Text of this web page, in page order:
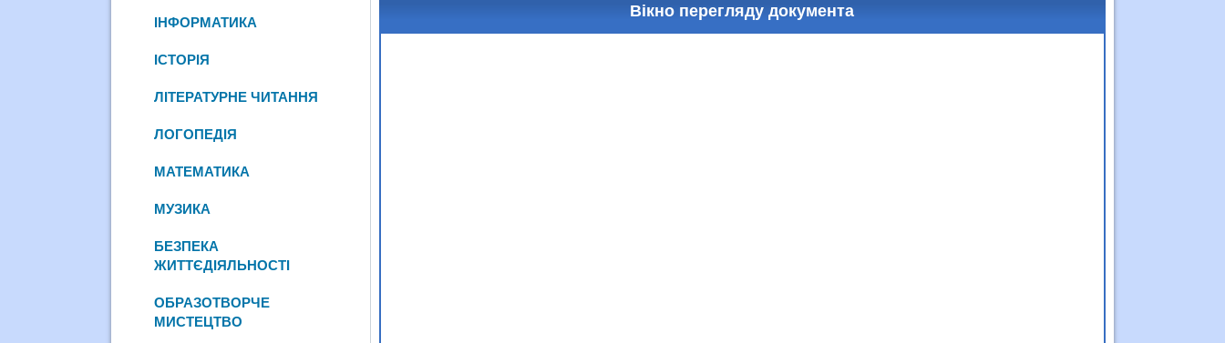
Вікно перегляду документа
ІНФОРМАТИКА
ІСТОРІЯ
ЛІТЕРАТУРНЕ ЧИТАННЯ
ЛОГОПЕДІЯ
МАТЕМАТИКА
МУЗИКА
БЕЗПЕКА
ЖИТТЄДІЯЛЬНОСТІ
ОБРАЗОТВОРЧЕ
МИСТЕЦТВО